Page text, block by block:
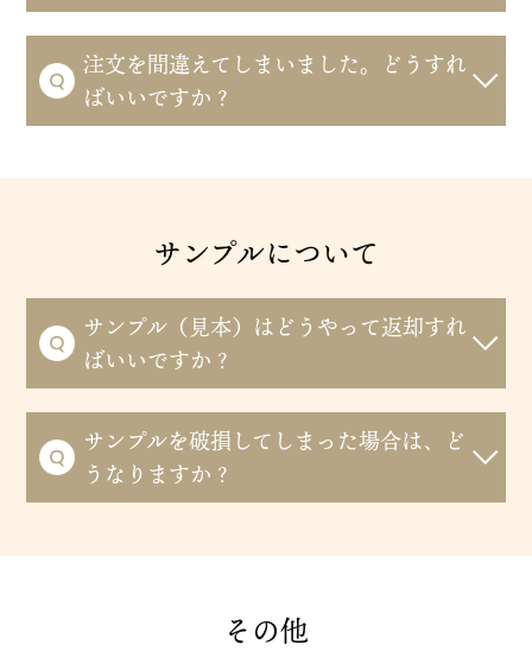
注文を間違えてしまいました。どうすれ
ばいいですか？
サンプルについて
サンプル（見本）はどうやって返却すれ
ばいいですか？
サンプルを破損してしまった場合は、ど
うなりますか？
その他